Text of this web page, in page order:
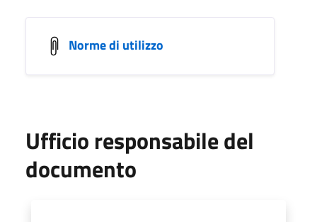
Norme di utilizzo
Ufficio responsabile del
documento